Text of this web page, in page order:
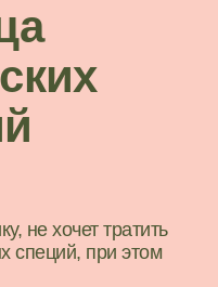
не хочет тратить
специй, при этом